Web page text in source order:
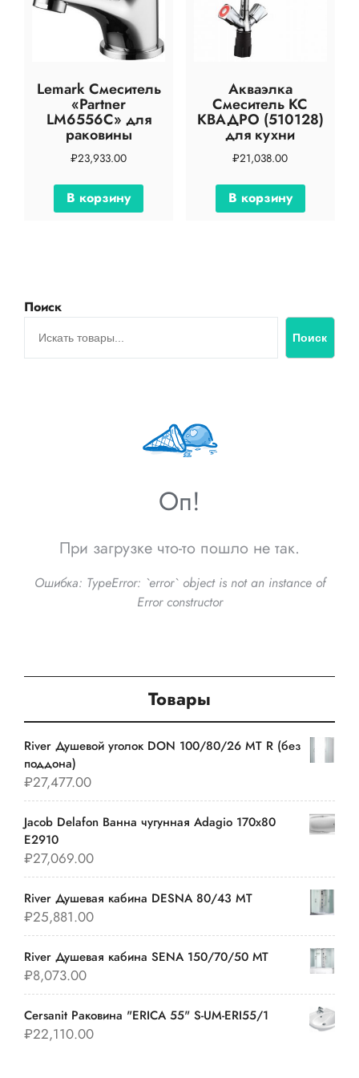
Lemark Смеситель
«Partner
LM6556C» для
раковины
₽23,933.00
В корзину
Акваэлка
Смеситель КС
КВАДРО (510128)
для кухни
₽21,038.00
В корзину
Поиск
Поиск
Оп!
При загрузке что-то пошло не так.
Ошибка: TypeError: `error` object is not an instance of
Error constructor
Товары
River Душевой уголок DON 100/80/26 MT R (без
поддона)
₽27,477.00
Jacob Delafon Ванна чугунная Adagio 170х80
E2910
₽27,069.00
River Душевая кабина DESNA 80/43 MT
₽25,881.00
River Душевая кабина SENA 150/70/50 МТ
₽8,073.00
Cersanit Раковина "ERICA 55" S-UM-ERI55/1
₽22,110.00